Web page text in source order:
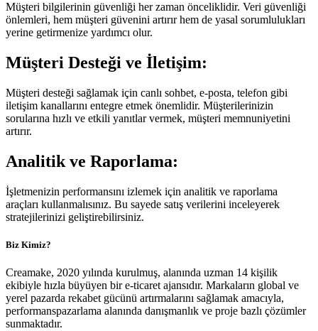
Müşteri bilgilerinin güvenliği her zaman önceliklidir. Veri güvenliği
önlemleri, hem müşteri güvenini artırır hem de yasal sorumlulukları
yerine getirmenize yardımcı olur.
Müşteri Desteği ve İletişim:
Müşteri desteği sağlamak için canlı sohbet, e-posta, telefon gibi
iletişim kanallarını entegre etmek önemlidir. Müşterilerinizin
sorularına hızlı ve etkili yanıtlar vermek, müşteri memnuniyetini
artırır.
Analitik ve Raporlama:
İşletmenizin performansını izlemek için analitik ve raporlama
araçları kullanmalısınız. Bu sayede satış verilerini inceleyerek
stratejilerinizi geliştirebilirsiniz.
Biz Kimiz?
Creamake, 2020 yılında kurulmuş, alanında uzman 14 kişilik
ekibiyle hızla büyüyen bir e-ticaret ajansıdır. Markaların global ve
yerel pazarda rekabet gücünü artırmalarını sağlamak amacıyla,
performanspazarlama alanında danışmanlık ve proje bazlı çözümler
sunmaktadır.